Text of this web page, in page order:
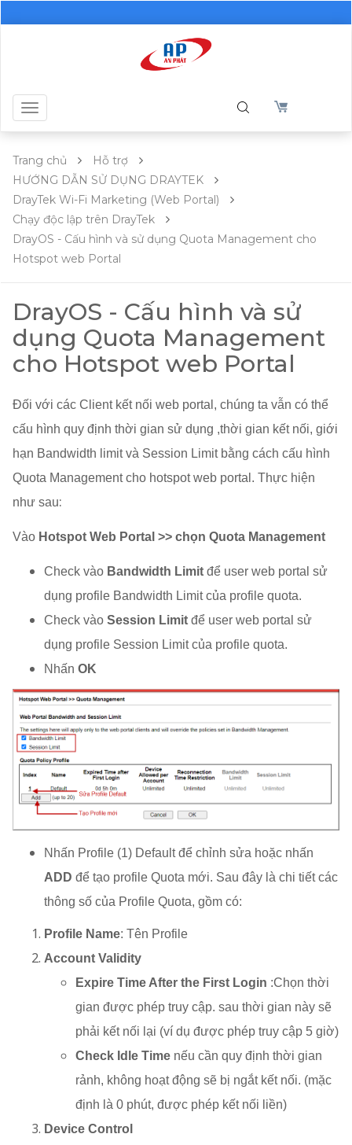
Toggle
navigation
Trang chủ
Hỗ trợ
HƯỚNG DẪN SỬ DỤNG DRAYTEK
DrayTek Wi-Fi Marketing (Web Portal)
Chạy độc lập trên DrayTek
DrayOS - Cấu hình và sử dụng Quota Management cho
Hotspot web Portal
DrayOS - Cấu hình và sử
dụng Quota Management
cho Hotspot web Portal
Đối với các Client kết nối web portal, chúng ta vẫn có thể
cấu hình quy định thời gian sử dụng ,thời gian kết nối, giới
hạn Bandwidth limit và Session Limit bằng cách cấu hình
Quota Management cho hotspot web portal. Thực hiện
như sau:
Vào Hotspot Web Portal >> chọn Quota Management
Check vào Bandwidth Limit để user web portal sử
dụng profile Bandwidth Limit của profile quota.
Check vào Session Limit để user web portal sử
dụng profile Session Limit của profile quota.
Nhấn OK
Nhấn Profile (1) Default để chỉnh sửa hoặc nhấn
ADD để tạo profile Quota mới. Sau đây là chi tiết các
thông số của Profile Quota, gồm có:
Profile Name: Tên Profile
Account Validity
Expire Time After the First Login :Chọn thời
gian được phép truy cập. sau thời gian này sẽ
phải kết nối lại (ví dụ được phép truy cập 5 giờ)
Check Idle Time nếu cần quy định thời gian
rảnh, không hoạt động sẽ bị ngắt kết nối. (mặc
định là 0 phút, được phép kết nối liền)
Device Control